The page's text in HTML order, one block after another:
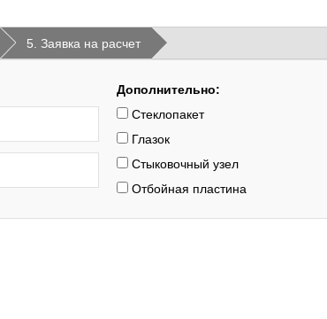
5. Заявка на расчет
Дополнительно:
Стеклопакет
Глазок
Стыковочный узел
Отбойная пластина